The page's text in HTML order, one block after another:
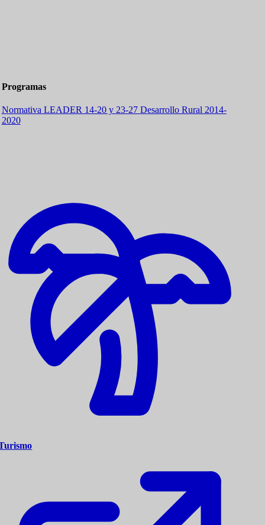
Programas
Normativa LEADER 14-20 y 23-27 Desarrollo Rural 2014-
2020